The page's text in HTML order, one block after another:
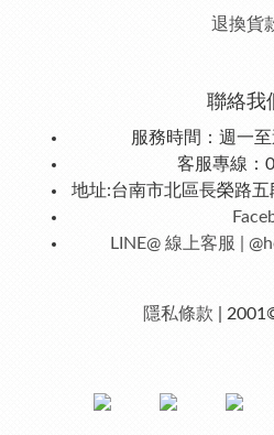
退換貨
聯絡我
服務時間：週一
客服專線：
地址:台南市北區長榮路
LINE@ 線上客服 |
隱私條款 |